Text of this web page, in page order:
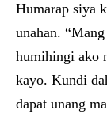
Humarap siya
unahan.
humihingi ako
kayo. Kundi
dapat unang